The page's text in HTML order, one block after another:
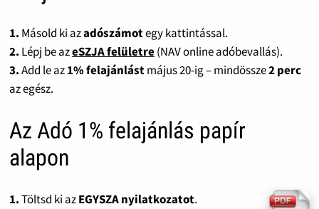
1. Másold ki azadószámotegy kattintással.
2. Lépj be azeSZJA felületre(NAV online adóbevallás).
3.Add le az1% felajánlástmájus 20-ig – mindössze2 perc
az egész.
Az Adó 1% felajánlás papír
alapon
1.Töltsd ki azEGYSZA nyilatkozatot.